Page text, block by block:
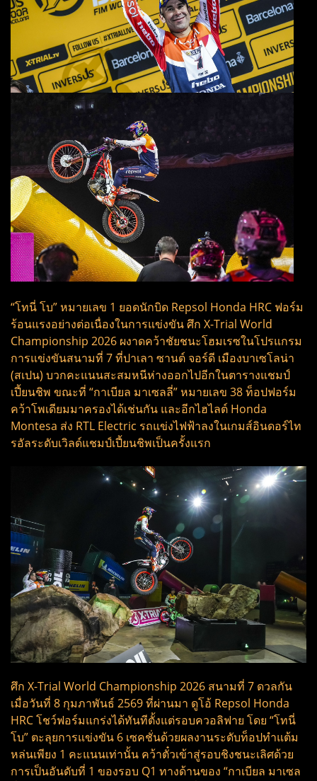
“โทนี่ โบ” หมายเลข 1 ยอดนักบิด Repsol Honda HRC ฟอร์ม
ร้อนแรงอย่างต่อเนื่องในการแข่งขัน ศึก X-Trial World
Championship 2026 ผงาดคว้าชัยชนะโฮมเรซในโปรแกรม
การแข่งขันสนามที่ 7 ที่ปาเลา ซานต์ จอร์ดี เมืองบาเซโลน่า
(สเปน) บวกคะแนนสะสมหนีห่างออกไปอีกในตารางแชมป์
เปี้ยนชิพ ขณะที่ “กาเบียล มาเซลลี่” หมายเลข 38 ท็อปฟอร์ม
คว้าโพเดียมมาครองได้เช่นกัน และอีกไฮไลต์ Honda
Montesa ส่ง RTL Electric รถแข่งไฟฟ้าลงในเกมส์อินดอร์ไท
รอัลระดับเวิลด์แชมป์เปี้ยนชิพเป็นครั้งแรก
ศึก X-Trial World Championship 2026 สนามที่ 7 ดวลกัน
เมื่อวันที่ 8 กุมภาพันธ์ 2569 ที่ผ่านมา ดูโอ้ Repsol Honda
HRC โชว์ฟอร์มแกร่งได้ทันทีตั้งแต่รอบควอลิฟาย โดย “โทนี่
โบ” ตะลุยการแข่งขัน 6 เซคชั่นด้วยผลงานระดับท็อปทำแต้ม
หล่นเพียง 1 คะแนนเท่านั้น คว้าตั๋วเข้าสู่รอบชิงชนะเลิศด้วย
การเป็นอันดับที่ 1 ของรอบ Q1 ทางด้านของ “กาเบียล มาเซล